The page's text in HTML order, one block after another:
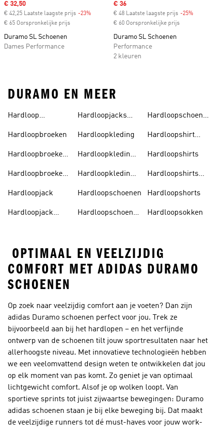
Sale price
€ 32,50
€ 42,25 Laatste laagste prijs -23% Discount
€ 65 Oorspronkelijke prijs
Duramo SL Schoenen
Dames Performance
Sale price
€ 36
€ 48 Laatste laagste prijs -25%
€ 60 Oorspronkelijke prijs
Duramo SL Schoenen
Performance
2 kleuren
DURAMO EN MEER
Hardloop
Hardloopbroeken
Hardloopbroeken
Hardloopbroeken
Hardloopjack
Hardloopjack
Hardloopjacks
Hardloopkleding
Hardloopkleding
Hardloopkleding
Hardloopschoenen
Hardloopschoenen
Hardloopschoenen
Hardloopshirt
Hardloopshirts
Hardloopshirts
Hardloopshorts
Hardloopsokken
OPTIMAAL EN VEELZIJDIG
COMFORT MET ADIDAS DURAMO
SCHOENEN
Op zoek naar veelzijdig comfort aan je voeten? Dan zijn
adidas Duramo schoenen perfect voor jou. Trek ze
bijvoorbeeld aan bij het hardlopen – en het verfijnde
ontwerp van de schoenen tilt jouw sportresultaten naar het
allerhoogste niveau. Met innovatieve technologieën hebben
we een veelomvattend design weten te ontwikkelen dat jou
op elk moment van pas komt. Zo geniet je van optimaal
lichtgewicht comfort. Alsof je op wolken loopt. Van
sportieve sprints tot juist zijwaartse bewegingen: Duramo
adidas schoenen staan je bij elke beweging bij. Dat maakt
de veelzijdige runners tot dé must-haves voor jouw work-